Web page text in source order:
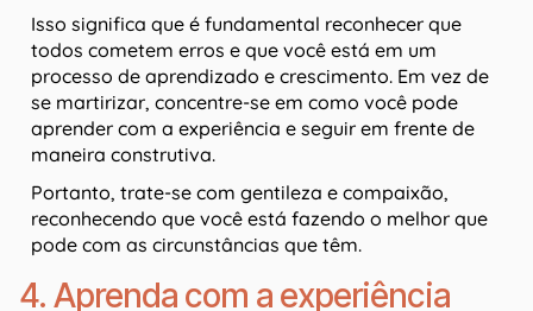
Isso significa que é fundamental reconhecer que
todos cometem erros e que você está em um
processo de aprendizado e crescimento. Em vez de
se martirizar, concentre-se em como você pode
aprender com a experiência e seguir em frente de
maneira construtiva.
Portanto, trate-se com gentileza e compaixão,
reconhecendo que você está fazendo o melhor que
pode com as circunstâncias que têm.
4. Aprenda com a experiência